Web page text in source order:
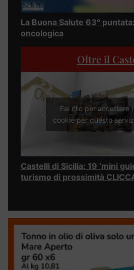
La Buona Salute 63°
oncologica
Oltre il
Fai clic per accettare i
cookie per questo
Castelli di Sicilia: 19 ‘mini
turismo di prossimità